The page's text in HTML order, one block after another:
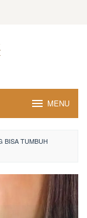
MENU
BISA TUMBUH